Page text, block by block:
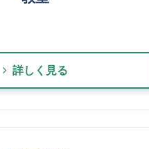
詳しく見る